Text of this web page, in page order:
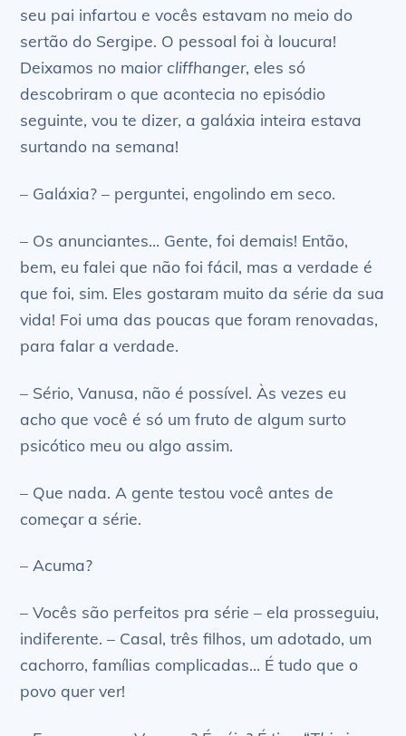
seu pai infartou e vocês estavam no meio do
sertão do Sergipe. O pessoal foi à loucura!
Deixamos no maior cliffhanger, eles só
descobriram o que acontecia no episódio
seguinte, vou te dizer, a galáxia inteira estava
surtando na semana!
– Galáxia? – perguntei, engolindo em seco.
– Os anunciantes… Gente, foi demais! Então,
bem, eu falei que não foi fácil, mas a verdade é
que foi, sim. Eles gostaram muito da série da sua
vida! Foi uma das poucas que foram renovadas,
para falar a verdade.
– Sério, Vanusa, não é possível. Às vezes eu
acho que você é só um fruto de algum surto
psicótico meu ou algo assim.
– Que nada. A gente testou você antes de
começar a série.
– Acuma?
– Vocês são perfeitos pra série – ela prosseguiu,
indiferente. – Casal, três filhos, um adotado, um
cachorro, famílias complicadas… É tudo que o
povo quer ver!